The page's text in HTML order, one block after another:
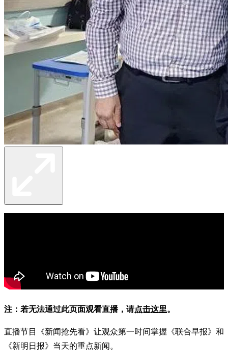
注：若无法通过此页面观看直播，请点击这里。
直播节目《新闻抢先看》让观众第一时间掌握《联合早报》和
《新明日报》当天的重点新闻。